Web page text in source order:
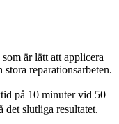
är lätt att applicera
reparationsarbeten.
på 10 minuter vid 50
det slutliga resultatet.